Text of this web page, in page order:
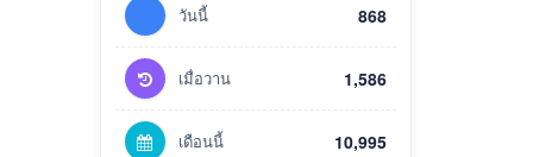
วันนี้ 868
เมื่อวาน 1,586
เดือนนี้ 10,995